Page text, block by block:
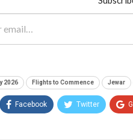
2026 Flights to Commence Jewar
Facebook Twitter